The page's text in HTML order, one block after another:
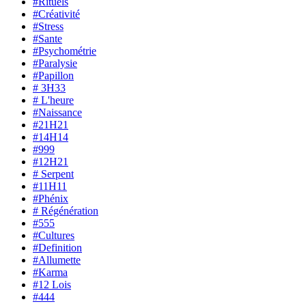
#Créativité
#Stress
#Sante
#Psychométrie
#Paralysie
#Papillon
# 3H33
# L'heure
#Naissance
#21H21
#14H14
#999
#12H21
# Serpent
#11H11
#Phénix
# Régénération
#555
#Cultures
#Definition
#Allumette
#Karma
#12 Lois
#444